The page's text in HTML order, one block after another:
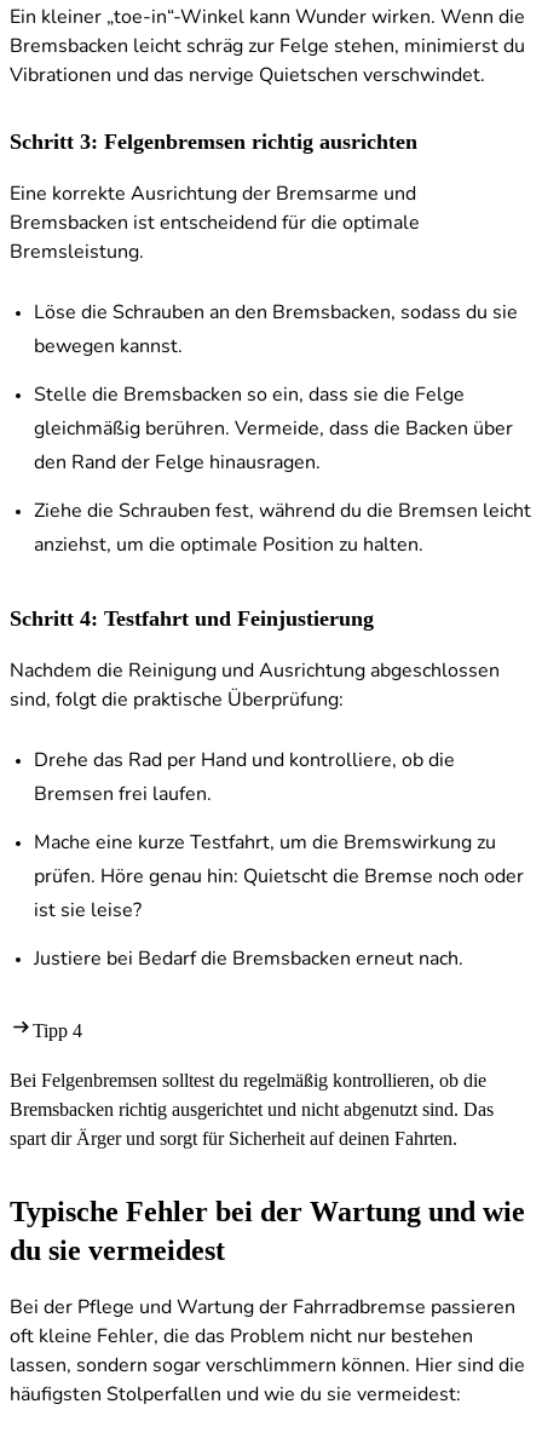
Ein kleiner „toe-in“-Winkel kann Wunder wirken. Wenn die
Bremsbacken leicht schräg zur Felge stehen, minimierst du
Vibrationen und das nervige Quietschen verschwindet.
Schritt 3: Felgenbremsen richtig ausrichten
Eine korrekte Ausrichtung der Bremsarme und
Bremsbacken ist entscheidend für die optimale
Bremsleistung.
Löse die Schrauben an den Bremsbacken, sodass du sie
bewegen kannst.
Stelle die Bremsbacken so ein, dass sie die Felge
gleichmäßig berühren. Vermeide, dass die Backen über
den Rand der Felge hinausragen.
Ziehe die Schrauben fest, während du die Bremsen leicht
anziehst, um die optimale Position zu halten.
Schritt 4: Testfahrt und Feinjustierung
Nachdem die Reinigung und Ausrichtung abgeschlossen
sind, folgt die praktische Überprüfung:
Drehe das Rad per Hand und kontrolliere, ob die
Bremsen frei laufen.
Mache eine kurze Testfahrt, um die Bremswirkung zu
prüfen. Höre genau hin: Quietscht die Bremse noch oder
ist sie leise?
Justiere bei Bedarf die Bremsbacken erneut nach.
Tipp 4
Bei Felgenbremsen solltest du regelmäßig kontrollieren, ob die
Bremsbacken richtig ausgerichtet und nicht abgenutzt sind. Das
spart dir Ärger und sorgt für Sicherheit auf deinen Fahrten.
Typische Fehler bei der Wartung und wie
du sie vermeidest
Bei der Pflege und Wartung der Fahrradbremse passieren
oft kleine Fehler, die das Problem nicht nur bestehen
lassen, sondern sogar verschlimmern können. Hier sind die
häufigsten Stolperfallen und wie du sie vermeidest: